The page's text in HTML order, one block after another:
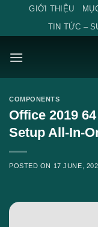
content
GIỚI THIỆU
TIN TỨC –
COMPONENTS
Office 2019
Setup All-In-
POSTED ON 17 JUNE,